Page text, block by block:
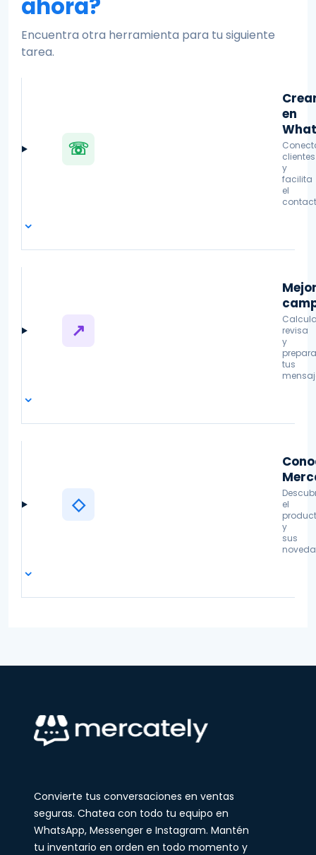
ahora?
Encuentra otra herramienta para tu siguiente
tarea.
☏
en
clientes
y
facilita
el
⌄
↗
revisa
y
prepara
tus
⌄
◇
el
y
sus
⌄
Convierte tus conversaciones en ventas
seguras. Chatea con todo tu equipo en
WhatsApp, Messenger e Instagram. Mantén
tu inventario en orden en todo momento y